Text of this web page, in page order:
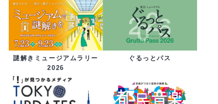
謎解きミュージアムラリー
2026
ぐるっとパス